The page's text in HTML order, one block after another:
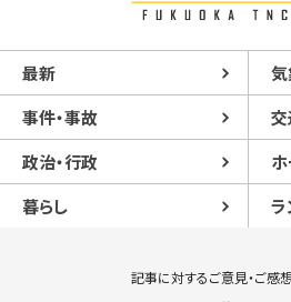
最新
気
事件・事故
政治・行政
暮らし
ラ
記事に対するご意見・ご感